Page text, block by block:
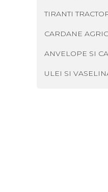
TIRANTI
CARDANE
ANVELOPE SI
ULEI SI